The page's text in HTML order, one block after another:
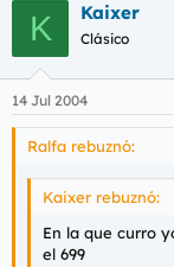
K Kaixer
Clásico
14 Jul 2004
Ralfa rebuznó:
Kaixer rebuznó:
En la que curro
el 699